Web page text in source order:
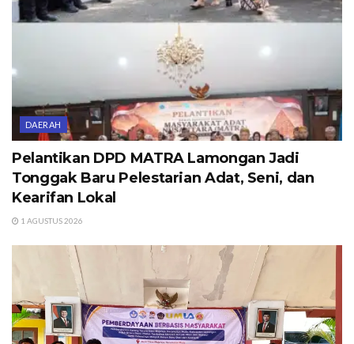
DAERAH
Pelantikan DPD MATRA Lamongan Jadi
Tonggak Baru Pelestarian Adat, Seni, dan
Kearifan Lokal
1 AGUSTUS 2026